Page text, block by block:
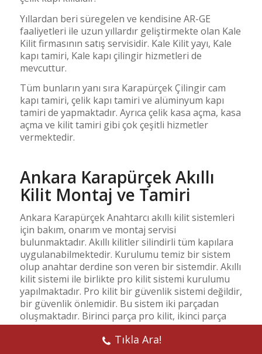
Yıllardan beri süregelen ve kendisine AR-GE
faaliyetleri ile uzun yıllardır geliştirmekte olan Kale
Kilit firmasının satış servisidir. Kale Kilit yayı, Kale
kapı tamiri, Kale kapı çilingir hizmetleri de
mevcuttur.
Tüm bunların yanı sıra Karapürçek Çilingir cam
kapı tamiri, çelik kapı tamiri ve alüminyum kapı
tamiri de yapmaktadır. Ayrıca çelik kasa açma, kasa
açma ve kilit tamiri gibi çok çeşitli hizmetler
vermektedir.
Ankara Karapürçek Akıllı
Kilit Montaj ve Tamiri
Ankara Karapürçek Anahtarcı akıllı kilit sistemleri
için bakım, onarım ve montaj servisi
bulunmaktadır. Akıllı kilitler silindirli tüm kapılara
uygulanabilmektedir. Kurulumu temiz bir sistem
olup anahtar derdine son veren bir sistemdir. Akıllı
kilit sistemi ile birlikte pro kilit sistemi kurulumu
yapılmaktadır. Pro kilit bir güvenlik sistemi değildir,
bir güvenlik önlemidir. Bu sistem iki parçadan
oluşmaktadır. Birinci parça pro kilit, ikinci parça
ise, barel koruyucudur. Daha fazla bilgi almak için
Karapürçek Çilingir ile iletişime geçiniz.
Tıkla Ara!